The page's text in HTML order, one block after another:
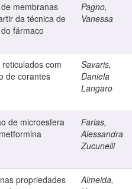
membranas
da técnica de
fármaco
Pagno,
Vanessa
com
de corantes
Savaris,
Daniela
Langaro
de microesfera
Farias,
Alessandra
Zucunelli
propriedades
Almeida,